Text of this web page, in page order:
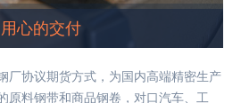
用心的交付
厂协议期货方式，为国内高端精密生产
原料钢带和商品钢卷，对口汽车、工